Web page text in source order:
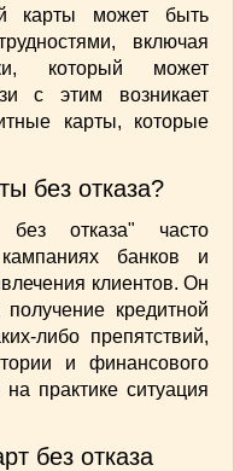
РАСТЕНИЙ
карты может быть
включая
который может
с этим возникает
карты, которые
без отказа?
отказа" часто
банков и
клиентов. Он
кредитной
либо препятствий,
и финансового
практике ситуация
без отказа